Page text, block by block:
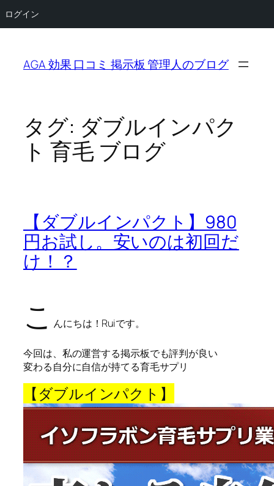
ログイン
AGA 効果 口コミ 掲示板 管理人のブログ
タグ: ダブルインパク
ト 育毛 ブログ
【ダブルインパクト】980
円お試し。安いのは初回だ
け！？
こ んにちは！Ruiです。
今回は、私の運営する掲示板でも評判が良い
変わる自分に自信が持てる育毛サプリ
【ダブルインパクト】